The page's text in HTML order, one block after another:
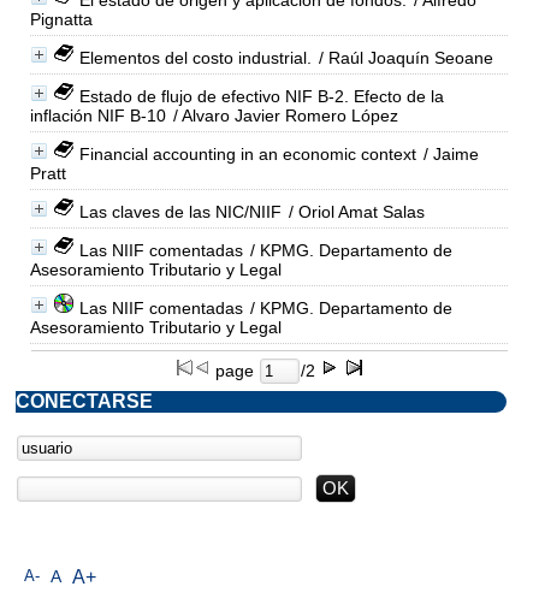
Pignatta
Elementos del costo industrial.
/ Raúl Joaquín Seoane
Estado de flujo de efectivo NIF B-2. Efecto de la
inflación NIF B-10 / Alvaro Javier Romero López
Financial accounting in an economic context / Jaime
Pratt
Las claves de las NIC/NIIF / Oriol Amat Salas
Las NIIF comentadas / KPMG. Departamento de
Asesoramiento Tributario y Legal
Las NIIF comentadas / KPMG. Departamento de
Asesoramiento Tributario y Legal
page /2
A- A A+
CONECTARSE